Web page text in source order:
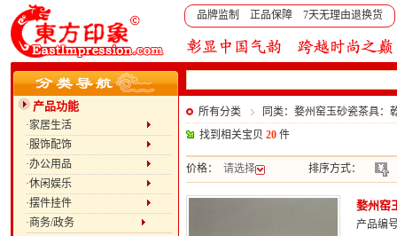
品牌监制 正品保障 7天无理由退换货
产品功能
·家居生活
·服饰配饰
·办公用品
·休闲娱乐
·摆件挂件
·商务/政务
所有分类
同类：婺州窑玉砂瓷茶具：
找到相关宝贝 20 件
价格： 请选择 排序方式：
婺州窑
产品编